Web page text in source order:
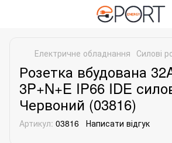
Електричне обладнання Силові
Розетка вбудована
3P+N+E IP66 IDE
Червоний (03816)
Артикул: 03816 Написати відгук